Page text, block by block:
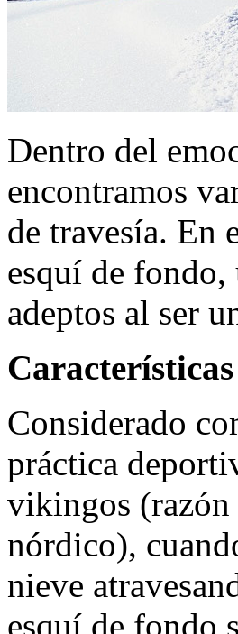
Dentro del
encontramos
de travesía. En
esquí de fondo,
adeptos al ser
Considerado
práctica
vikingos (razón
nórdico),
nieve
esquí de fondo